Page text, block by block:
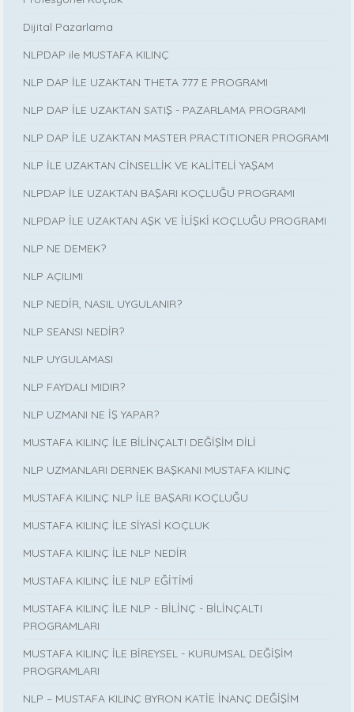
Dijital Pazarlama
NLPDAP ile MUSTAFA KILINÇ
NLP DAP İLE UZAKTAN THETA 777 E PROGRAMI
NLP DAP İLE UZAKTAN SATIŞ - PAZARLAMA PROGRAMI
NLP DAP İLE UZAKTAN MASTER PRACTITIONER PROGRAMI
NLP İLE UZAKTAN CİNSELLİK VE KALİTELİ YAŞAM
NLPDAP İLE UZAKTAN BAŞARI KOÇLUĞU PROGRAMI
NLPDAP İLE UZAKTAN AŞK VE İLİŞKİ KOÇLUĞU PROGRAMI
NLP NE DEMEK?
NLP AÇILIMI
NLP NEDİR, NASIL UYGULANIR?
NLP SEANSI NEDİR?
NLP UYGULAMASI
NLP FAYDALI MIDIR?
NLP UZMANI NE İŞ YAPAR?
MUSTAFA KILINÇ İLE BİLİNÇALTI DEĞİŞİM DİLİ
NLP UZMANLARI DERNEK BAŞKANI MUSTAFA KILINÇ
MUSTAFA KILINÇ NLP İLE BAŞARI KOÇLUĞU
MUSTAFA KILINÇ İLE SİYASİ KOÇLUK
MUSTAFA KILINÇ İLE NLP NEDİR
MUSTAFA KILINÇ İLE NLP EĞİTİMİ
MUSTAFA KILINÇ İLE NLP - BİLİNÇ - BİLİNÇALTI
PROGRAMLARI
MUSTAFA KILINÇ İLE BİREYSEL - KURUMSAL DEĞİŞİM
PROGRAMLARI
NLP – MUSTAFA KILINÇ BYRON KATİE İNANÇ DEĞİŞİM